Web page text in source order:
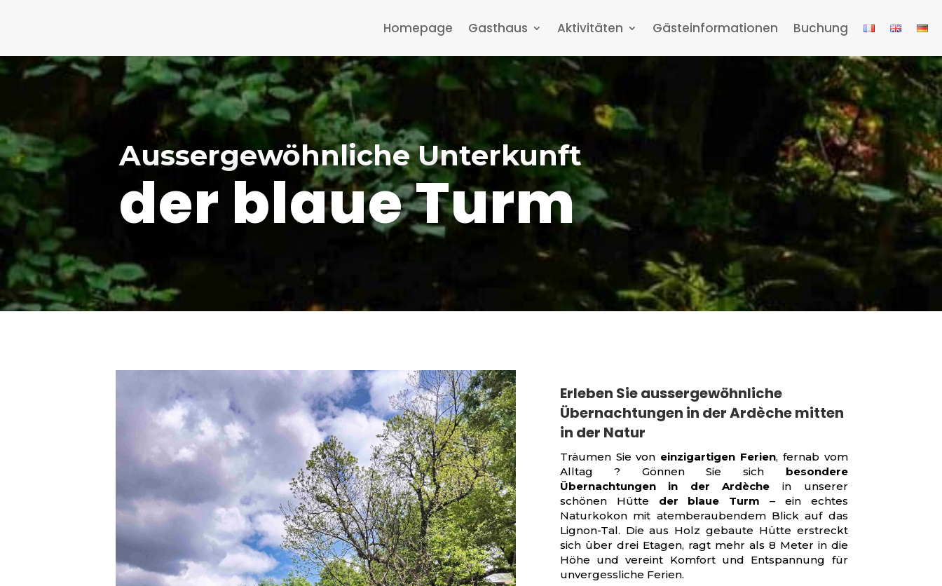
Homepage Gasthaus Aktivitäten Gästeinformationen Buchung
Aussergewöhnliche Unterkunft
der blaue Turm
Erleben Sie aussergewöhnliche
Übernachtungen in der Ardèche mitten
in der Natur
Träumen Sie von einzigartigen Ferien, fernab vom
Alltag ? Gönnen Sie sich besondere
Übernachtungen in der Ardèche in unserer
schönen Hütte der blaue Turm – ein echtes
Naturkokon mit atemberaubendem Blick auf das
Lignon-Tal. Die aus Holz gebaute Hütte erstreckt
sich über drei Etagen, ragt mehr als 8 Meter in die
Höhe und vereint Komfort und Entspannung für
unvergessliche Ferien.